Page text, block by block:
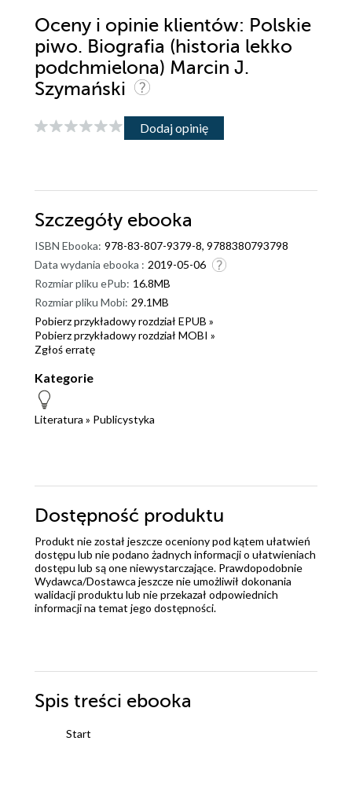
Oceny i opinie klientów: Polskie
piwo. Biografia (historia lekko
podchmielona) Marcin J.
Szymański
Dodaj opinię
Szczegóły ebooka
ISBN Ebooka: 978-83-807-9379-8, 9788380793798
Data wydania ebooka : 2019-05-06
Rozmiar pliku ePub: 16.8MB
Rozmiar pliku Mobi: 29.1MB
Pobierz przykładowy rozdział EPUB »
Pobierz przykładowy rozdział MOBI »
Zgłoś erratę
Kategorie
Literatura » Publicystyka
Dostępność produktu
Produkt nie został jeszcze oceniony pod kątem ułatwień
dostępu lub nie podano żadnych informacji o ułatwieniach
dostępu lub są one niewystarczające. Prawdopodobnie
Wydawca/Dostawca jeszcze nie umożliwił dokonania
walidacji produktu lub nie przekazał odpowiednich
informacji na temat jego dostępności.
Spis treści ebooka
Start